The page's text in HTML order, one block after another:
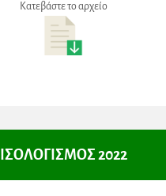
Κατεβάστε το αρχείο
ΙΣΟΛΟΓΙΣΜΟΣ 2022